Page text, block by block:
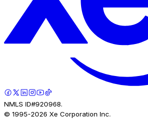
NMLS ID#920968.
© 1995-2026 Xe Corporation Inc.